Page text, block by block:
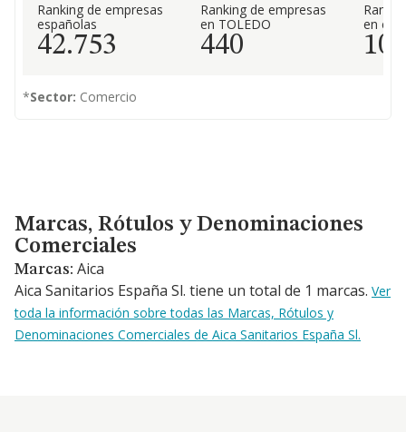
Ranking de empresas
españolas
42.753
Ranking de empresas
en TOLEDO
440
en el
102
*Sector: Comercio
Marcas, Rótulos y Denominaciones Comerciales
Marcas, Rótulos y Denominaciones
Comerciales
Marcas: Aica
Aica Sanitarios España Sl. tiene un total de 1 marcas. Ver
toda la información sobre todas las Marcas, Rótulos y
Denominaciones Comerciales de Aica Sanitarios España Sl.